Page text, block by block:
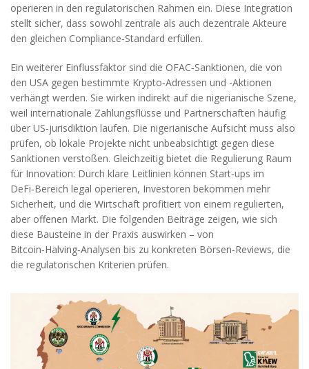
operieren in den regulatorischen Rahmen ein. Diese Integration
stellt sicher, dass sowohl zentrale als auch dezentrale Akteure
den gleichen Compliance‑Standard erfüllen.
Ein weiterer Einflussfaktor sind die OFAC‑Sanktionen, die von
den USA gegen bestimmte Krypto‑Adressen und -Aktionen
verhängt werden. Sie wirken indirekt auf die nigerianische Szene,
weil internationale Zahlungsflüsse und Partnerschaften häufig
über US‑jurisdiktion laufen. Die nigerianische Aufsicht muss also
prüfen, ob lokale Projekte nicht unbeabsichtigt gegen diese
Sanktionen verstoßen. Gleichzeitig bietet die Regulierung Raum
für Innovation: Durch klare Leitlinien können Start‑ups im
DeFi‑Bereich legal operieren, Investoren bekommen mehr
Sicherheit, und die Wirtschaft profitiert von einem regulierten,
aber offenen Markt. Die folgenden Beiträge zeigen, wie sich
diese Bausteine in der Praxis auswirken – von
Bitcoin‑Halving‑Analysen bis zu konkreten Börsen‑Reviews, die
die regulatorischen Kriterien prüfen.